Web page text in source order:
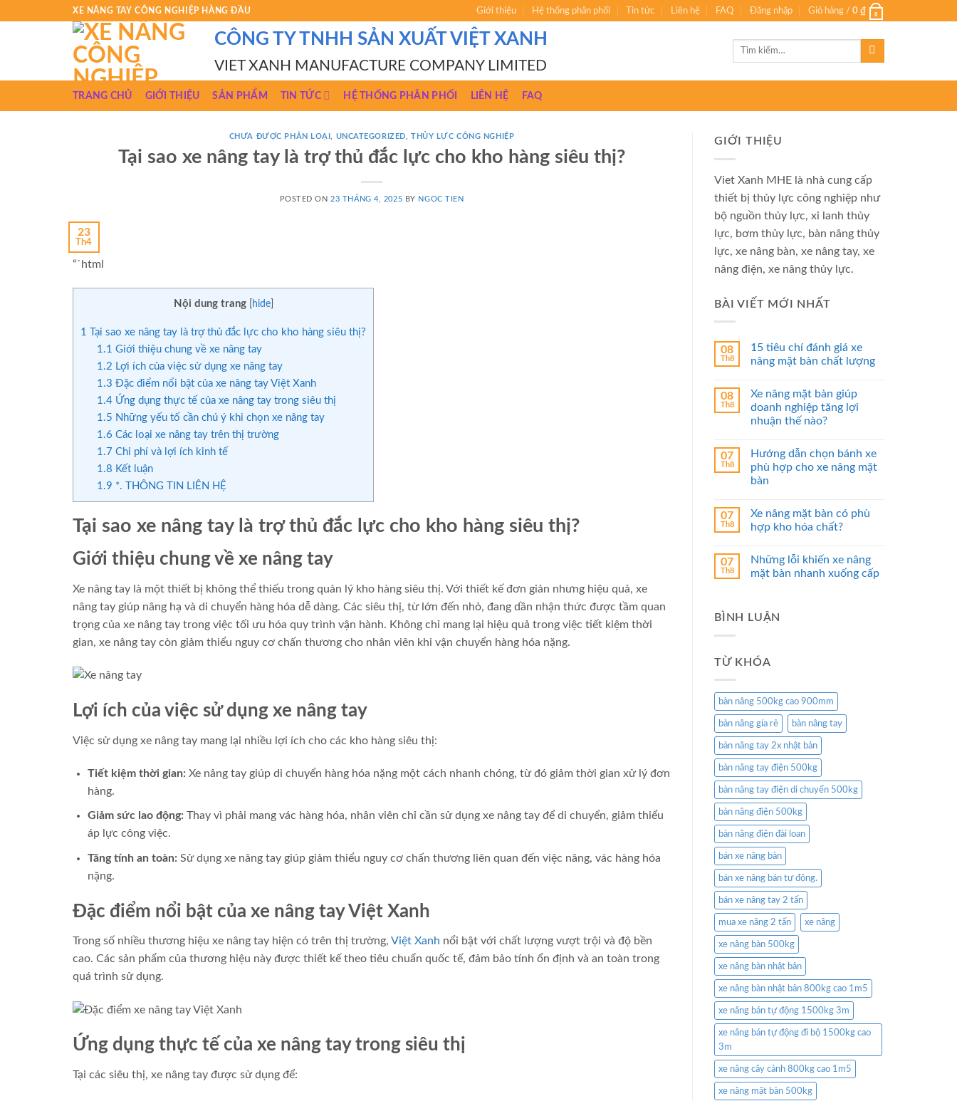
XE NÂNG TAY CÔNG NGHIỆP HÀNG ĐẦU Giới thiệu Hệ thống phân phối Tin tức Liên hệ FAQ Đăng nhập Giỏ hàng / 0 ₫ 0
CÔNG TY TNHH SẢN XUẤT VIỆT XANH
VIET XANH MANUFACTURE COMPANY LIMITED
Tìm
TRANG CHỦ GIỚI THIỆU SẢN PHẨM TIN TỨC HỆ THỐNG PHÂN PHỐI LIÊN HỆ FAQ
CHƯA ĐƯỢC PHÂN LOẠI UNCATEGORIZED THỦY LỰC CÔNG NGHIỆP
Tại sao xe nâng tay là trợ thủ đắc lực cho kho hàng siêu thị?
POSTED ON 23 THÁNG 4, 2025 BY NGOC TIEN
23
Th4
“`html
Nội dung trang hide]
1 Tại sao xe nâng tay là trợ thủ đắc lực cho kho hàng siêu thị?
1.1 Giới thiệu chung về xe nâng tay
1.2 Lợi ích của việc sử dụng xe nâng tay
1.3 Đặc điểm nổi bật của xe nâng tay Việt Xanh
1.4Ứng dụng thực tế của xe nâng tay trong siêu thị
1.5 Những yếu tố cần chú ý khi chọn xe nâng tay
1.6 Các loại xe nâng tay trên thị trường
1.7 Chi phí và lợi ích kinh tế
1.8 Kết luận
1.9 *. THÔNG TIN LIÊN HỆ
Tại sao xe nâng tay là trợ thủ đắc lực cho kho hàng siêu thị?
Giới thiệu chung về xe nâng tay
Xe nâng tay là một thiết bị không thể thiếu trong quản lý kho hàng siêu thị. Với thiết kế đơn giản nhưng hiệu quả, xe
nâng tay giúp nâng hạ và di chuyển hàng hóa dễ dàng. Các siêu thị, từ lớn đến nhỏ, đang dần nhận thức được tầm quan
trọng của xe nâng tay trong việc tối ưu hóa quy trình vận hành. Không chỉ mang lại hiệu quả trong việc tiết kiệm thời
gian, xe nâng tay còn giảm thiểu nguy cơ chấn thương cho nhân viên khi vận chuyển hàng hóa nặng.
Lợi ích của việc sử dụng xe nâng tay
Việc sử dụng xe nâng tay mang lại nhiều lợi ích cho các kho hàng siêu thị:
Tiết kiệm thời gian: Xe nâng tay giúp di chuyển hàng hóa nặng một cách nhanh chóng, từ đó giảm thời gian xử lý đơn
hàng.
Giảm sức lao động: Thay vì phải mang vác hàng hóa, nhân viên chỉ cần sử dụng xe nâng tay để di chuyển, giảm thiểu
áp lực công việc.
Tăng tính an toàn: Sử dụng xe nâng tay giúp giảm thiểu nguy cơ chấn thương liên quan đến việc nâng, vác hàng hóa
nặng.
Đặc điểm nổi bật của xe nâng tay Việt Xanh
Trong số nhiều thương hiệu xe nâng tay hiện có trên thị trường, Việt Xanh nổi bật với chất lượng vượt trội và độ bền
cao. Các sản phẩm của thương hiệu này được thiết kế theo tiêu chuẩn quốc tế, đảm bảo tính ổn định và an toàn trong
quá trình sử dụng.
Ứng dụng thực tế của xe nâng tay trong siêu thị
Tại các siêu thị, xe nâng tay được sử dụng để:
GIỚI THIỆU
Viet Xanh MHE là nhà cung cấp
thiết bị thủy lực công nghiệp như
bộ nguồn thủy lực, xi lanh thủy
lực, bơm thủy lực, bàn nâng thủy
lực, xe nâng bàn, xe nâng tay, xe
nâng điện, xe nâng thủy lực.
BÀI VIẾT MỚI NHẤT
08
Th8
15 tiêu chí đánh giá xe
nâng mặt bàn chất lượng
08
Th8
Xe nâng mặt bàn giúp
doanh nghiệp tăng lợi
nhuận thế nào?
07
Th8
Hướng dẫn chọn bánh xe
phù hợp cho xe nâng mặt
bàn
07
Th8
Xe nâng mặt bàn có phù
hợp kho hóa chất?
07
Th8
Những lỗi khiến xe nâng
mặt bàn nhanh xuống cấp
BÌNH LUẬN
TỪ KHÓA
bàn nâng 500kg cao 900mm
bàn nâng gía rẻ bàn nâng tay
bàn nâng tay 2x nhật bản
bàn nâng tay điện 500kg
bàn nâng tay điện di chuyển 500kg
bàn nâng điện 500kg
bàn nâng điện đài loan
bán xe nâng bàn
bán xe nâng bán tự động.
bán xe nâng tay 2 tấn
mua xe nâng 2 tấn xe nâng
xe nâng bàn 500kg
xe nâng bàn nhật bản
xe nâng bàn nhật bản 800kg cao 1m5
xe nâng bán tự động 1500kg 3m
xe nâng bán tự động đi bộ 1500kg cao
3m
xe nâng cây cảnh 800kg cao 1m5
xe nâng mặt bàn 500kg